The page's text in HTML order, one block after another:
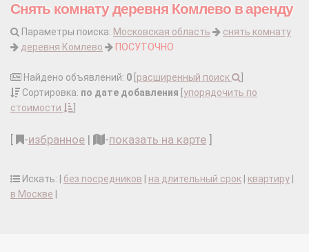
Снять комнату деревня Комлево в аренду
Параметры поиска: Московская область
снять комнату
деревня Комлево
ПОСУТОЧНО
Найдено объявлений: 0 расширенный поиск
Сортировка: по дате добавления упорядочить по
стоимости
-избранное | -показать на карте
Искать: | без посредников на длительный срок квартиру
в Москве